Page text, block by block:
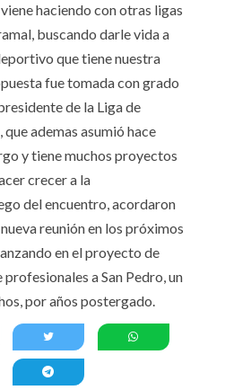
haciendo con otras ligas
buscando darle vida a
que tiene nuestra
fue tomada con grado
de la Liga de
ademas asumió hace
y tiene muchos proyectos
crecer a la
del encuentro, acordaron
reunión en los próximos
en el proyecto de
a San Pedro, un
por años postergado.